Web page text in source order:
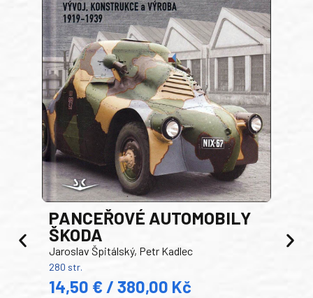
PANCEŘOVÉ AUTOMOBILY
ŠKODA
Jaroslav Špitálský, Petr Kadlec
280 str.
14,50 € / 380,00 Kč